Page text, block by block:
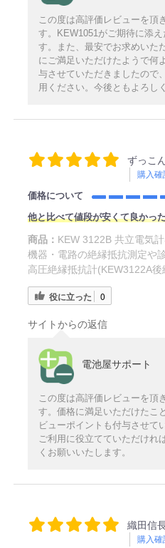
この度は高評価レビューを頂
す。KEW1051がご期待に添
す。また、最安でお求めいた
にご満足いただけたようで何
与させていただきましたので
用ください。今後ともよろし
ずっこ
購入確
価格について
他と比べて値段が安くて良かっ
商品： KEW 3122B 共立電気
機器・電路の絶縁抵抗測定や
高圧絶縁抵抗計(KEW3122A後
役に立った 0
サイトからの返信
電池屋サポート
この度は高評価レビューを頂
す。価格に満足いただけたこ
ビューポイントも付与させて
ご利用に役立てていただけれ
くお願いいたします。
織田信
購入確